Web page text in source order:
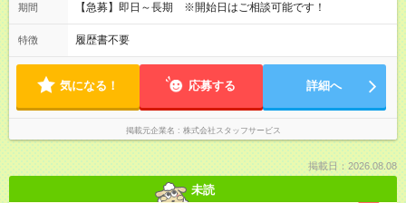
期間 【急募】即日～長期 ※開始日はご相談可能です！
特徴 履歴書不要
気になる！ 応募する 詳細へ
掲載元企業名 株式会社スタッフサービス
掲載日：2026.08.08
未読